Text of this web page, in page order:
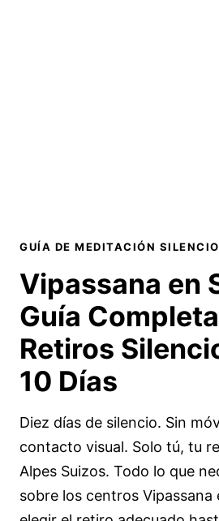
GUÍA DE MEDITACIÓN
Vipassana en
Guía
Retiros
10 Días
Diez días de silencio. Sin
contacto visual. Solo tú, tu
Alpes Suizos. Todo lo que
sobre los centros Vipassana